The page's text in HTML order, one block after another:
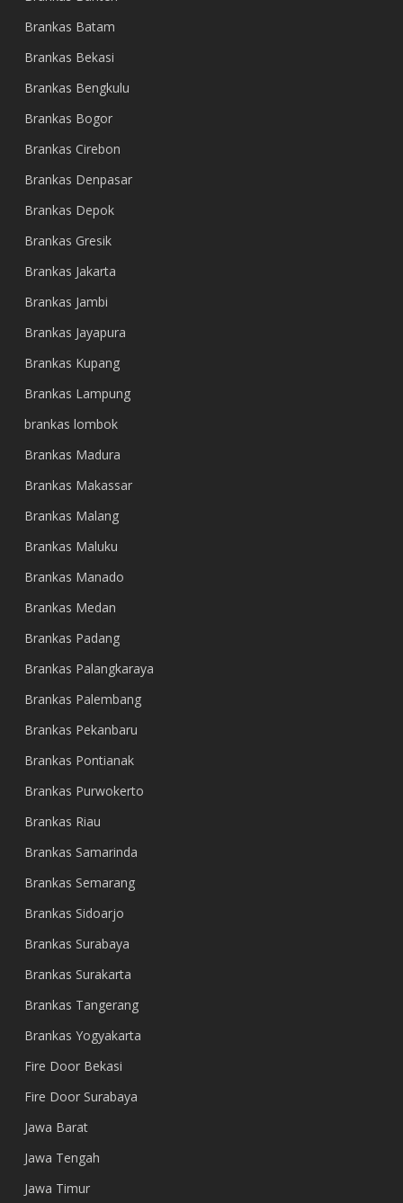
Brankas Batam
Brankas Bekasi
Brankas Bengkulu
Brankas Bogor
Brankas Cirebon
Brankas Denpasar
Brankas Depok
Brankas Gresik
Brankas Jakarta
Brankas Jambi
Brankas Jayapura
Brankas Kupang
Brankas Lampung
brankas lombok
Brankas Madura
Brankas Makassar
Brankas Malang
Brankas Maluku
Brankas Manado
Brankas Medan
Brankas Padang
Brankas Palangkaraya
Brankas Palembang
Brankas Pekanbaru
Brankas Pontianak
Brankas Purwokerto
Brankas Riau
Brankas Samarinda
Brankas Semarang
Brankas Sidoarjo
Brankas Surabaya
Brankas Surakarta
Brankas Tangerang
Brankas Yogyakarta
Fire Door Bekasi
Fire Door Surabaya
Jawa Barat
Jawa Tengah
Jawa Timur